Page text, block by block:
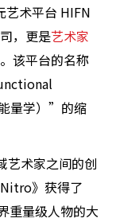
艺术平台 HIFN
，更是艺术家
该平台的名称
量学）”的缩
艺术家之间的创
》获得了
重量级人物的大